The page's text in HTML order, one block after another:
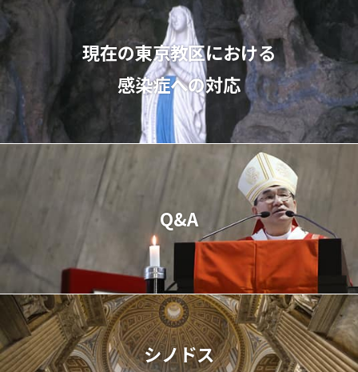
現在の東京教区における
感染症への対応
Q&A
シノドス